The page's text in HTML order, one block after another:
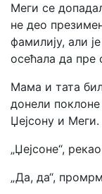
Меги се
не део
фамилију, али
осећала да пре
Мама и тата
донели поклоне
Џејсону и Меги.
„Џејсоне“,
„Да, да“,